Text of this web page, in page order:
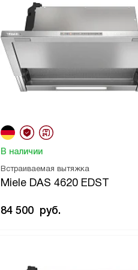
Встраиваемая вытяжка
Miele DAS 4620 EDST
В наличии
84 500 руб.